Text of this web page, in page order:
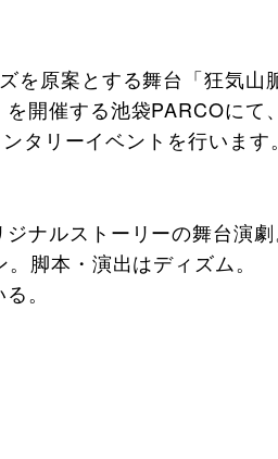
を原案とする舞台「狂気
開催する池袋PARCOに
タリーイベントを行います。
ナルストーリーの舞台演劇
脚本・演出はディズム。
。